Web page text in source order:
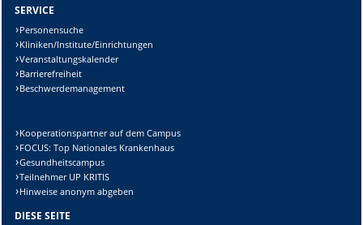
SERVICE
Personensuche
Kliniken/Institute/Einrichtungen
Veranstaltungskalender
Barrierefreiheit
Beschwerdemanagement
Kooperationspartner auf dem Campus
FOCUS: Top Nationales Krankenhaus
Gesundheitscampus
Teilnehmer UP KRITIS
Hinweise anonym abgeben
DIESE SEITE